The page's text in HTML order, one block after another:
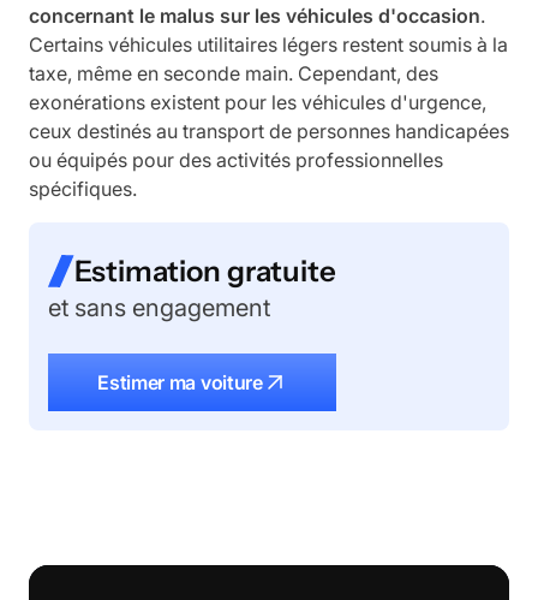
concernant le malus sur les véhicules d'occasion.
Certains véhicules utilitaires légers restent soumis à la
taxe, même en seconde main. Cependant, des
exonérations existent pour les véhicules d'urgence,
ceux destinés au transport de personnes handicapées
ou équipés pour des activités professionnelles
spécifiques.
Estimation gratuite
et sans engagement
Estimer ma voiture